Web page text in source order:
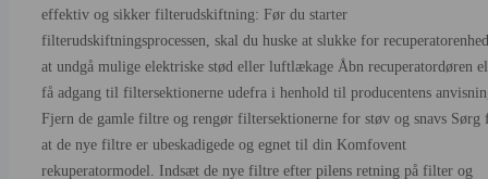
effektiv og sikker filterudskiftning: Før du starter
filterudskiftningsprocessen, skal du huske at slukke for
at undgå mulige elektriske stød eller luftlækage Åbn recuperatordøren
få adgang til filtersektionerne udefra i henhold til producentens
Fjern de gamle filtre og rengør filtersektionerne for støv og snavs Sørg
at de nye filtre er ubeskadigede og egnet til din Komfovent
rekuperatormodel. Indsæt de nye filtre efter pilens retning på filter og